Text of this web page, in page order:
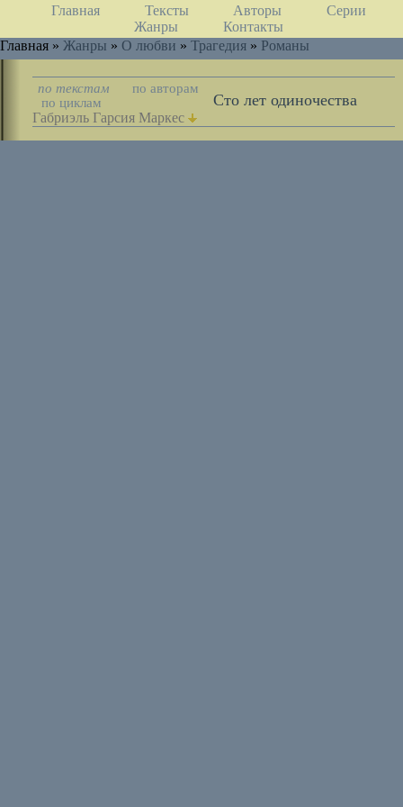
Главная Тексты Авторы
Серии
Жанры
Контакты
Главная » Жанры » О любви » Трагедия » Романы
по текстам
по авторам
по циклам
Сто лет одиночества
Габриэль Гарсия Маркес